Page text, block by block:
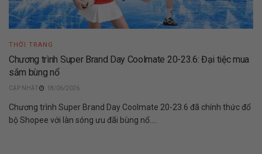
THỜI TRANG
Chương trình Super Brand Day Coolmate 20-23.6: Đại tiệc mua
sắm bùng nổ
18/06/2026
Chương trình Super Brand Day Coolmate 20-23.6 đã chính thức đổ
bộ Shopee với làn sóng ưu đãi bùng nổ....